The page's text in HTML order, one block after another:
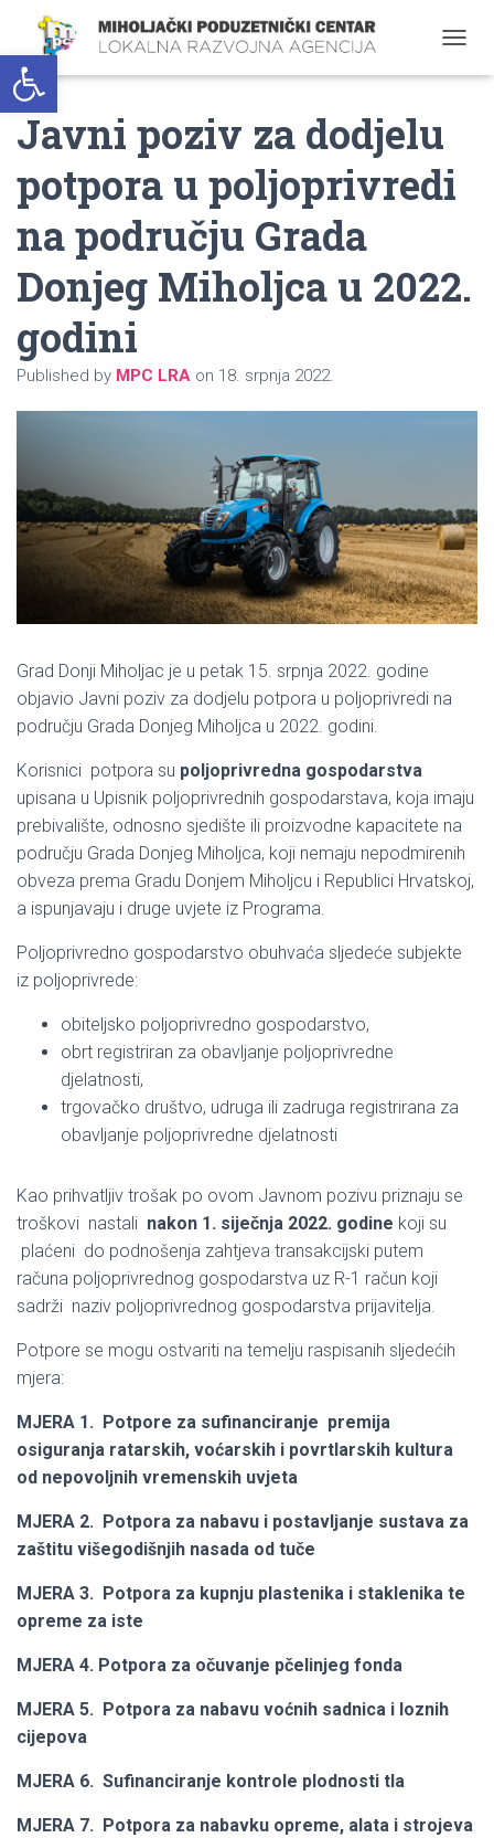
Open toolbar
O
A
A
T
Javni poziv za dodjelu
potpora u poljoprivredi
na području Grada
Donjeg Miholjca u 2022.
godini
Published by MPC LRA on 18. srpnja 2022.
Grad Donji Miholjac je u petak 15. srpnja 2022. godine
objavio Javni poziv za dodjelu potpora u poljoprivredi na
području Grada Donjeg Miholjca u 2022. godini.
Korisnici potpora su poljoprivredna gospodarstva
upisana u Upisnik poljoprivrednih gospodarstava, koja imaju
prebivalište, odnosno sjedište ili proizvodne kapacitete na
području Grada Donjeg Miholjca, koji nemaju nepodmirenih
obveza prema Gradu Donjem Miholjcu i Republici Hrvatskoj,
a ispunjavaju i druge uvjete iz Programa.
Poljoprivredno gospodarstvo obuhvaća sljedeće subjekte
iz poljoprivrede:
obiteljsko poljoprivredno gospodarstvo,
obrt registriran za obavljanje poljoprivredne
djelatnosti,
trgovačko društvo, udruga ili zadruga registrirana za
obavljanje poljoprivredne djelatnosti
Kao prihvatljiv trošak po ovom Javnom pozivu priznaju se
troškovi nastali nakon 1. siječnja 2022. godine koji su
plaćeni do podnošenja zahtjeva transakcijski putem
računa poljoprivrednog gospodarstva uz R-1 račun koji
sadrži naziv poljoprivrednog gospodarstva prijavitelja.
Potpore se mogu ostvariti na temelju raspisanih sljedećih
mjera:
MJERA 1. Potpore za sufinanciranje premija
osiguranja ratarskih, voćarskih i povrtlarskih kultura
od nepovoljnih vremenskih uvjeta
MJERA 2. Potpora za nabavu i postavljanje sustava za
zaštitu višegodišnjih nasada od tuče
MJERA 3. Potpora za kupnju plastenika i staklenika te
opreme za iste
MJERA 4. Potpora za očuvanje pčelinjeg fonda
MJERA 5. Potpora za nabavu voćnih sadnica i loznih
cijepova
MJERA 6. Sufinanciranje kontrole plodnosti tla
MJERA 7. Potpora za nabavku opreme, alata i strojeva